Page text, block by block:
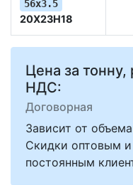
56х3.5
20Х23Н18
Цена за тонну,
НДС:
Договорная
Зависит от объема
Скидки оптовым и
постоянным